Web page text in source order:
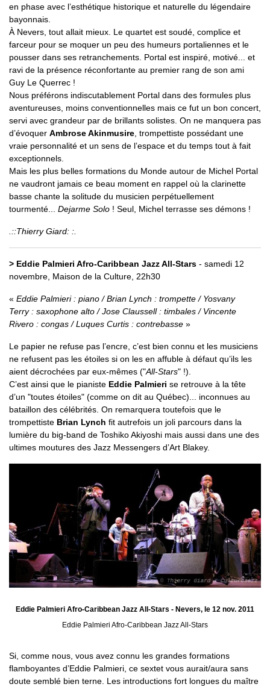
en phase avec l’esthétique historique et naturelle du légendaire
bayonnais.
À Nevers, tout allait mieux. Le quartet est soudé, complice et
farceur pour se moquer un peu des humeurs portaliennes et le
pousser dans ses retranchements. Portal est inspiré, motivé... et
ravi de la présence réconfortante au premier rang de son ami
Guy Le Querrec !
Nous préférons indiscutablement Portal dans des formules plus
aventureuses, moins conventionnelles mais ce fut un bon concert,
servi avec grandeur par de brillants solistes. On ne manquera pas
d’évoquer Ambrose Akinmusire, trompettiste possédant une
vraie personnalité et un sens de l’espace et du temps tout à fait
exceptionnels.
Mais les plus belles formations du Monde autour de Michel Portal
ne vaudront jamais ce beau moment en rappel où la clarinette
basse chante la solitude du musicien perpétuellement
tourmenté... Dejarme Solo ! Seul, Michel terrasse ses démons !
.::Thierry Giard: :.
> Eddie Palmieri Afro-Caribbean Jazz All-Stars - samedi 12
novembre, Maison de la Culture, 22h30
Eddie Palmieri : piano / Brian Lynch : trompette / Yosvany
Terry : saxophone alto / Jose Claussell : timbales / Vincente
Rivero : congas / Luques Curtis : contrebasse
Le papier ne refuse pas l’encre, c’est bien connu et les musiciens
ne refusent pas les étoiles si on les en affuble à défaut qu’ils les
aient décrochées par eux-mêmes ("All-Stars" !).
C’est ainsi que le pianiste Eddie Palmieri se retrouve à la tête
d’un "toutes étoiles" (comme on dit au Québec)... inconnues au
bataillon des célébrités. On remarquera toutefois que le
trompettiste Brian Lynch fit autrefois un joli parcours dans la
lumière du big-band de Toshiko Akiyoshi mais aussi dans une des
ultimes moutures des Jazz Messengers d’Art Blakey.
Eddie Palmieri Afro-Caribbean Jazz All-Stars - Nevers, le 12 nov. 2011
Eddie Palmieri Afro-Caribbean Jazz All-Stars
Si, comme nous, vous avez connu les grandes formations
flamboyantes d’Eddie Palmieri, ce sextet vous aurait/aura sans
doute semblé bien terne. Les introductions fort longues du maître